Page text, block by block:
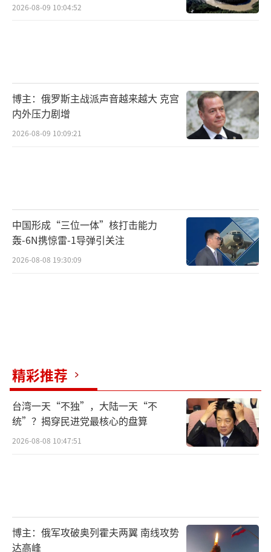
2026-08-09 10:04:52
博主：俄罗斯主战派声音越来越大 克宫
内外压力剧增
2026-08-09 10:09:21
中国形成“三位一体”核打击能力
轰-6N携惊雷-1导弹引关注
2026-08-08 19:30:09
精彩推荐
台湾一天“不独”，大陆一天“不
统”？揭穿民进党最核心的盘算
2026-08-08 10:47:51
博主：俄军攻破奥列霍夫两翼 南线攻势
达高峰